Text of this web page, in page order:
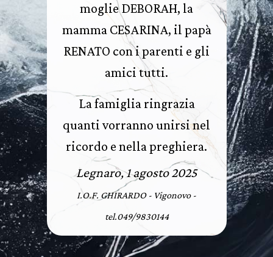
moglie DEBORAH, la
mamma CESARINA, il papà
RENATO con i parenti e gli
amici tutti.
La famiglia ringrazia
quanti vorranno unirsi nel
ricordo e nella preghiera.
Legnaro, 1 agosto 2025
I.O.F. GHIRARDO - Vigonovo -
tel.049/9830144